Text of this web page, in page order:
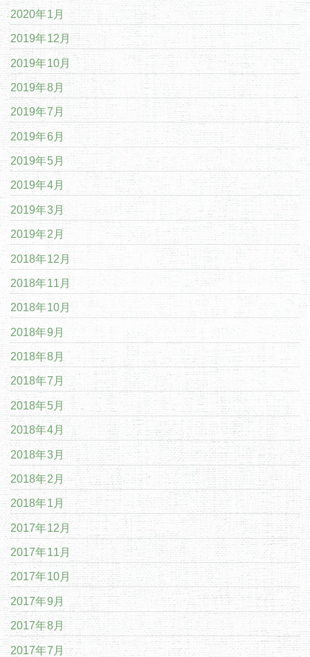
2020年1月
2019年12月
2019年10月
2019年8月
2019年7月
2019年6月
2019年5月
2019年4月
2019年3月
2019年2月
2018年12月
2018年11月
2018年10月
2018年9月
2018年8月
2018年7月
2018年5月
2018年4月
2018年3月
2018年2月
2018年1月
2017年12月
2017年11月
2017年10月
2017年9月
2017年8月
2017年7月